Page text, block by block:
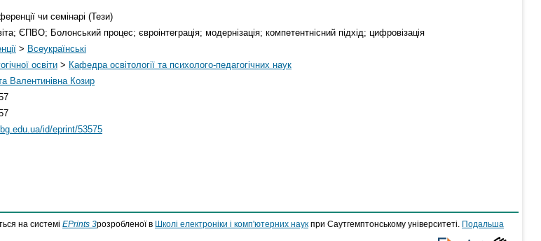
чи семінарі (Тези)
ЄПВО; Болонський процес; євроінтеграція; модернізація; компетентнісний підхід; цифровізація
> Всеукраїнські
освіти > Кафедра освітології та психолого-педагогічних наук
Валентинівна Козир
id/eprint/53575
на системі EPrints 3розробленої в Школі електроніки і комп'ютерних наук при Саутгемптонському університеті.
Подальша